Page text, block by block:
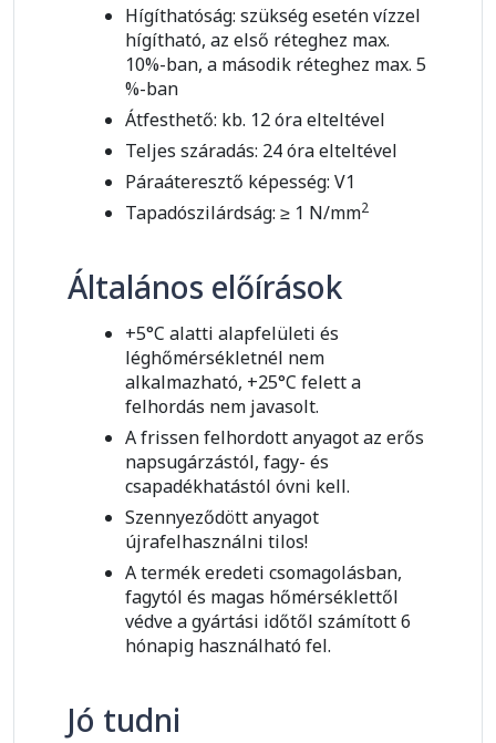
Hígíthatóság: szükség esetén vízzel
hígítható, az első réteghez max.
10%-ban, a második réteghez max. 5
%-ban
Átfesthető: kb. 12 óra elteltével
Teljes száradás: 24 óra elteltével
Páraáteresztő képesség: V1
Tapadószilárdság: ≥ 1 N/mm2
Általános előírások
+5°C alatti alapfelületi és
léghőmérsékletnél nem
alkalmazható, +25°C felett a
felhordás nem javasolt.
A frissen felhordott anyagot az erős
napsugárzástól, fagy- és
csapadékhatástól óvni kell.
Szennyeződött anyagot
újrafelhasználni tilos!
A termék eredeti csomagolásban,
fagytól és magas hőmérséklettől
védve a gyártási időtől számított 6
hónapig használható fel.
Jó tudni